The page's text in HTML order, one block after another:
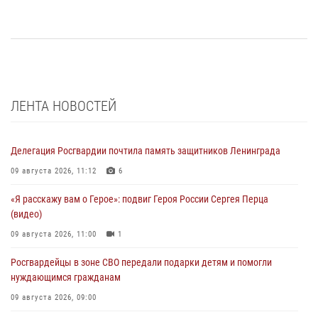
ЛЕНТА НОВОСТЕЙ
Делегация Росгвардии почтила память защитников Ленинграда
09 августа 2026, 11:12 6
«Я расскажу вам о Герое»: подвиг Героя России Сергея Перца
(видео)
09 августа 2026, 11:00 1
Росгвардейцы в зоне СВО передали подарки детям и помогли
нуждающимся гражданам
09 августа 2026, 09:00